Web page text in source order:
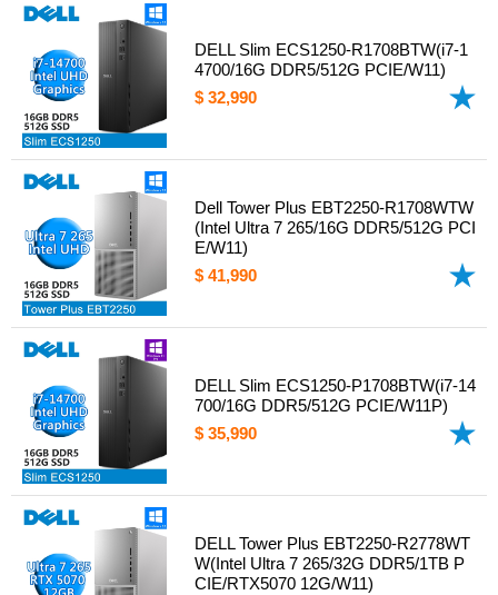
DELL Slim ECS1250-R1708BTW(i7-1
4700/16G DDR5/512G PCIE/W11)
$ 32,990
Dell Tower Plus EBT2250-R1708WTW
(Intel Ultra 7 265/16G DDR5/512G PCI
E/W11)
$ 41,990
DELL Slim ECS1250-P1708BTW(i7-14
700/16G DDR5/512G PCIE/W11P)
$ 35,990
DELL Tower Plus EBT2250-R2778WT
W(Intel Ultra 7 265/32G DDR5/1TB P
CIE/RTX5070 12G/W11)